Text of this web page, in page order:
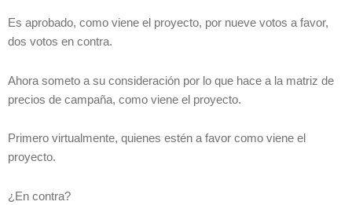
Es aprobado, como viene el proyecto, por nueve votos a favor,
dos votos en contra.
Ahora someto a su consideración por lo que hace a la matriz de
precios de campaña, como viene el proyecto.
Primero virtualmente, quienes estén a favor como viene el
proyecto.
¿En contra?